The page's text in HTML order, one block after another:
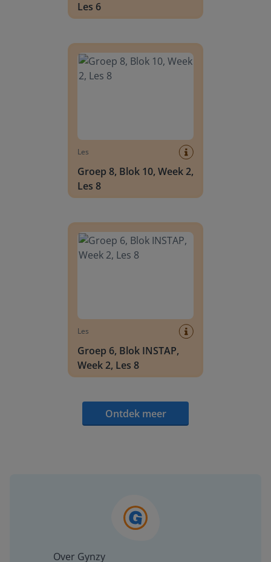
Les 6
Les
Groep 8, Blok 10, Week 2,
Les 8
Les
Groep 6, Blok INSTAP,
Week 2, Les 8
Ontdek meer
Over Gynzy